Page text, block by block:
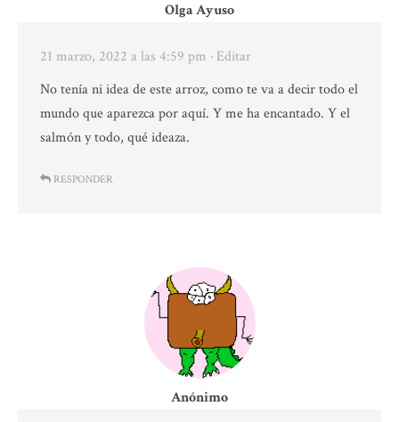
Olga Ayuso
21 marzo, 2022 a las 4:59 pm · Editar
No tenía ni idea de este arroz, como te va a decir todo el
mundo que aparezca por aquí. Y me ha encantado. Y el
salmón y todo, qué ideaza.
RESPONDER
Anónimo